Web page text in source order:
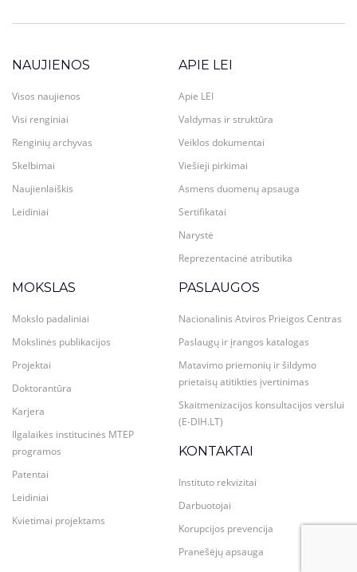
NAUJIENOS
Visos naujienos
Visi renginiai
Renginių archyvas
Skelbimai
Naujienlaiškis
Leidiniai
APIE LEI
Apie LEI
Valdymas ir struktūra
Veiklos dokumentai
Viešieji pirkimai
Asmens duomenų apsauga
Sertifikatai
Narystė
Reprezentacinė atributika
MOKSLAS
Mokslo padaliniai
Mokslinės publikacijos
Projektai
Doktorantūra
Karjera
Ilgalaikės institucinės MTEP
programos
Patentai
Leidiniai
Kvietimai projektams
PASLAUGOS
Nacionalinis Atviros Prieigos Centras
Paslaugų ir įrangos katalogas
Matavimo priemonių ir šildymo
prietaisų atitikties įvertinimas
Skaitmenizacijos konsultacijos verslui
(E-DIH.LT)
KONTAKTAI
Instituto rekvizitai
Darbuotojai
Korupcijos prevencija
Pranešėjų apsauga